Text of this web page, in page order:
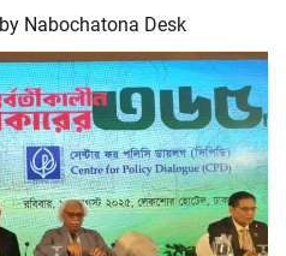
by Nabochatona Desk